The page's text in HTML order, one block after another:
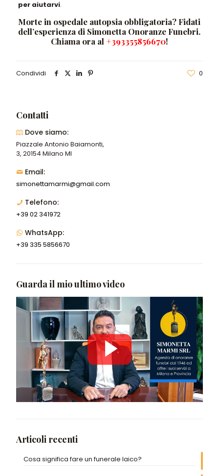
per aiutarvi.
Morte in ospedale autopsia obbligatoria? Fidati
dell’esperienza di Simonetta Onoranze Funebri.
Chiama ora al +393355856670!
Condividi 0
Contatti
Dove siamo:
Piazzale Antonio Baiamonti,
3, 20154 Milano MI
Email:
simonettamarmi@gmail.com
Telefono:
+39 02 341972
WhatsApp:
+39 335 5856670
Guarda il mio ultimo video
Articoli recenti
Cosa significa fare un funerale laico?